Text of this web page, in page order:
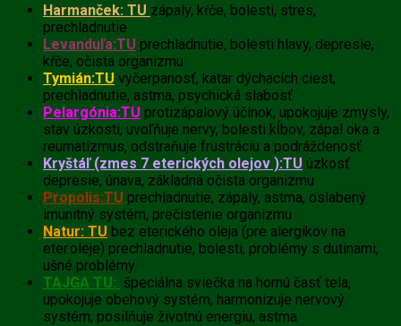
Harmanček: TU zápaly, kŕče, bolesti, stres,
prechladnutie
Levanduľa:TU prechladnutie, bolesti hlavy, depresie,
kŕče, očista organizmu
Tymián:TU vyčerpanosť, katar dýchacích ciest,
prechladnutie, astma, psychická slabosť
Pelargónia:TU protizápalový účinok, upokojuje zmysly,
stav úzkosti, uvoľňuje nervy, bolesti kĺbov, zápal oka a
reumatizmus, odstraňuje frustráciu a podráždenosť
Kryštáľ (zmes 7 eterických olejov ):TU úzkosť
depresie, únava, základná očista organizmu
Propolis:TU prechladnutie, zápaly, astma, oslabený
imunitný systém, prečistenie organizmu
Natur: TU bez eterického oleja (pre alergikov na
eter.oleje) prechladnutie, bolesti, problémy s dutinami,
ušné problémy
TAJGA TU: špeciálna sviečka na hornú časť tela,
upokojuje obehový systém, harmonizuje nervový
systém, posilňuje životnú energiu, astma